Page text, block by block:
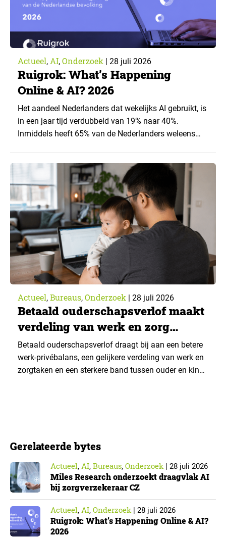
Actueel, AI, Onderzoek | 28 juli 2026
Ruigrok: What’s Happening
Online & AI? 2026
Het aandeel Nederlanders dat wekelijks AI gebruikt, is
in een jaar tijd verdubbeld van 19% naar 40%.
Inmiddels heeft 65% van de Nederlanders weleens
van What’s Happening Online & AI? 2026, het
jaarlijkse trendrapport van Ruigrok onderzoek &
advies over…
Actueel, Bureaus, Onderzoek | 28 juli 2026
Betaald ouderschapsverlof maakt
verdeling van werk en zorg
gelijker
Betaald ouderschapsverlof draagt bij aan een betere
werk-privébalans, een gelijkere verdeling van werk en
zorgtaken en een sterkere band tussen ouder en kind.
Gerelateerde bytes
Actueel, AI, Bureaus, Onderzoek| 28 juli 2026
Miles Research onderzoekt draagvlak AI
bij zorgverzekeraar CZ
Actueel, AI, Onderzoek| 28 juli 2026
Ruigrok: What’s Happening Online & AI?
2026